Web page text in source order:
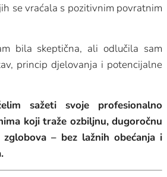
se vraćala s pozitivnim povratnim
bila skeptična, ali odlučila sam
princip djelovanja i potencijalne
sažeti svoje profesionalno
koji traže ozbiljnu, dugoročnu
– bez lažnih obećanja i